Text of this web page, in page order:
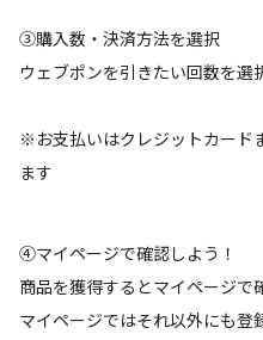
③購入数・決済方法を選択
ウェブポンを引きたい回数を選
※お支払いはクレジットカード
ます
④マイページで確認しよう！
商品を獲得するとマイページで
マイページではそれ以外にも登